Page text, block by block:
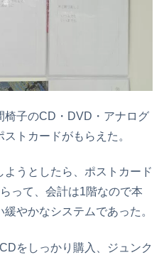
椅子のCD・DVD・アナログ
トカードがもらえた。
うとしたら、ポストカード
って、会計は1階なので本
やかなシステムであった。
をしっかり購入、ジュンク